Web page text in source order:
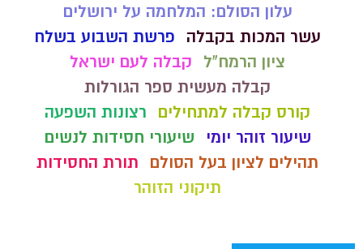
עלון הסולם: המלחמה על ירושלים
עשר המכות בקבלה
פרשת השבוע בשלח
ציון הרמח"ל
קבלה לעם ישראל
קבלה מעשית ספר הגורלות
קורס קבלה למתחילים
רצונות השפעה
שיעור זוהר יומי
שיעורי חסידות לנשים
תהילים לציון בעל הסולם
תורת החסידות
תיקוני הזוהר